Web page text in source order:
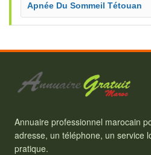
Apnée Du Sommeil Tétouan
Annuaire professionnel marocain
adresse, un téléphone, un service
pratique.